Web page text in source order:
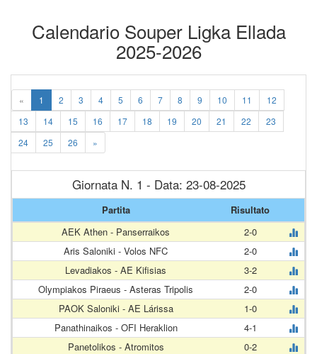
Calendario Souper Ligka Ellada
2025-2026
« 1 2 3 4 5 6 7 8 9 10 11
12
13
14 15 16 17 18 19 20 21 22
23
24
25 26 »
Giornata N. 1 - Data: 23-08-2025
Partita
Risultato
AEK Athen - Panserraikos
2-0
Aris Saloniki - Volos NFC
2-0
Levadiakos - AE Kifisias
3-2
Olympiakos Piraeus - Asteras Tripolis
2-0
PAOK Saloniki - AE Lárissa
1-0
Panathinaikos - OFI Heraklion
4-1
Panetolikos - Atromitos
0-2